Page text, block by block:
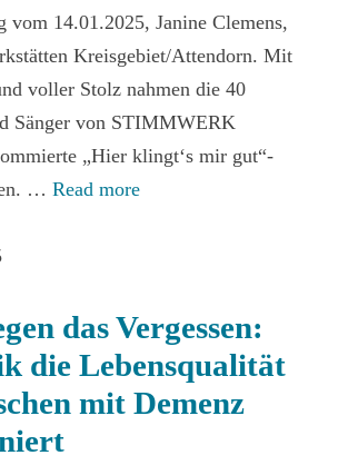
vom 14.01.2025, Janine Clemens,
Kreisgebiet/Attendorn. Mit
voller Stolz nahmen die 40
Sänger von STIMMWERK
„Hier klingt‘s mir gut“-
… Read more
das Vergessen:
die Lebensqualität
mit Demenz